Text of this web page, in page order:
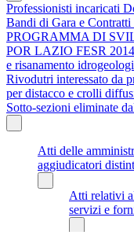
Professionisti incaricati
Bandi di Gara e
PROGRAMMA DI
POR LAZIO FESR
e risanamento
Rivodutri interessato da
per distacco e crolli
Sotto-sezioni eliminate
Atti delle
aggiudicatori
Atti relativi
servizi e